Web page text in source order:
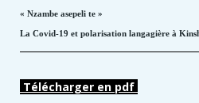
« Nzambe asepeli te »
La Covid-19 et polarisation langagière à
Télécharger en pdf